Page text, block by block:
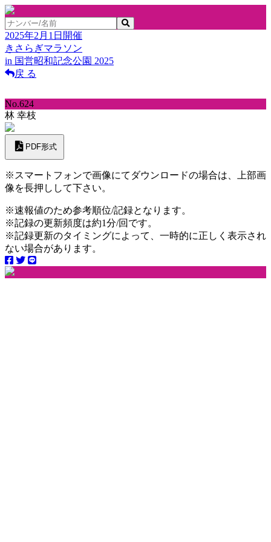
2025年2月1日開催
きさらぎマラソン
in 国営昭和記念公園 2025
戻 る
No.624
林 幸枝
PDF形式
※スマートフォンで画像にてダウンロードの場合は、上部画
像を長押しして下さい。
※速報値のため参考順位/記録となります。
※記録の更新頻度は約1分/回です。
※記録更新のタイミングによって、一時的に正しく表示され
ない場合があります。